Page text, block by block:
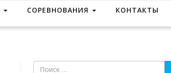
СОРЕВНОВАНИЯ КОНТАКТЫ